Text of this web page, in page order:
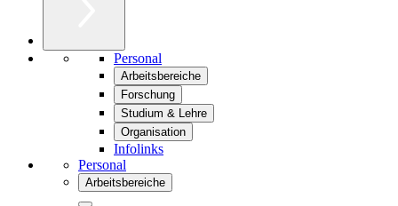
Personal
Arbeitsbereiche
Forschung
Studium & Lehre
Organisation
Infolinks
Personal
Arbeitsbereiche